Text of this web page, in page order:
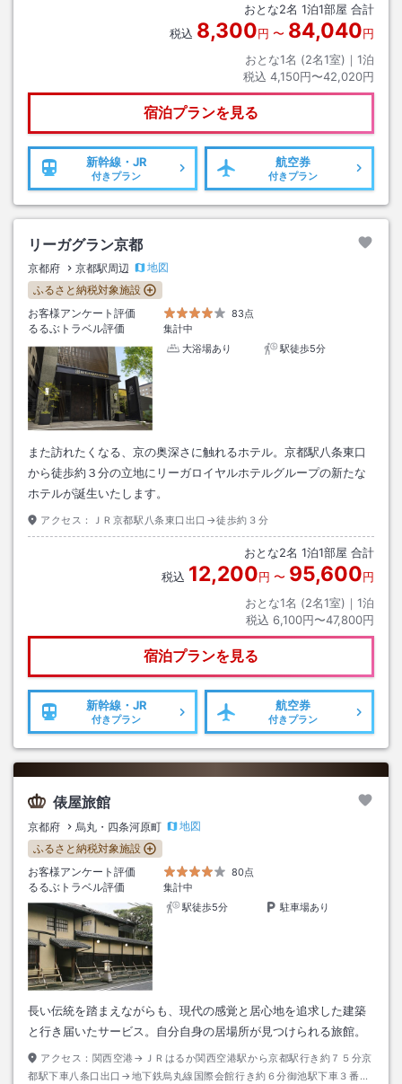
おとな2名 1泊1部屋 合計
税込 8,300円 〜 84,040円
おとな1名 (2名1室)｜ 1泊
税込 4,150円〜42,020円
宿泊プランを見る
新幹線・JR
付きプラン
航空券
付きプラン
リーガグラン京都
京都府 京都駅周辺
地図
ふるさと納税対象施設
お客様アンケート評価
83点
るるぶトラベル評価
集計中
大浴場あり
駅徒歩5分
また訪れたくなる、京の奥深さに触れるホテル。京都駅八条東口
から徒歩約３分の立地にリーガロイヤルホテルグループの新たな
ホテルが誕生いたします。
アクセス： ＪＲ京都駅八条東口出口→徒歩約３分
おとな2名 1泊1部屋 合計
税込 12,200円 〜 95,600円
おとな1名 (2名1室)｜ 1泊
税込 6,100円〜47,800円
宿泊プランを見る
新幹線・JR
付きプラン
航空券
付きプラン
俵屋旅館
京都府 烏丸・四条河原町
地図
ふるさと納税対象施設
お客様アンケート評価
80点
るるぶトラベル評価
集計中
駅徒歩5分
駐車場あり
長い伝統を踏まえながらも、現代の感覚と居心地を追求した建築
と行き届いたサービス。自分自身の居場所が見つけられる旅館。
アクセス： 関西空港→ＪＲはるか関西空港駅から京都駅行き約７５分京
都駅下車八条口出口→地下鉄烏丸線国際会館行き約６分御池駅下車３番出